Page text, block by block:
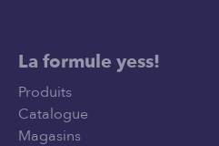
La formule yess!
Produits
Catalogue
Magasins